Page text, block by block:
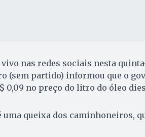
nas redes sociais nesta
(sem partido) informou que o
0,09 no preço do litro do óleo
uma queixa dos caminhoneiros,